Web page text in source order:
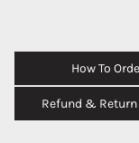
How To
Refund &